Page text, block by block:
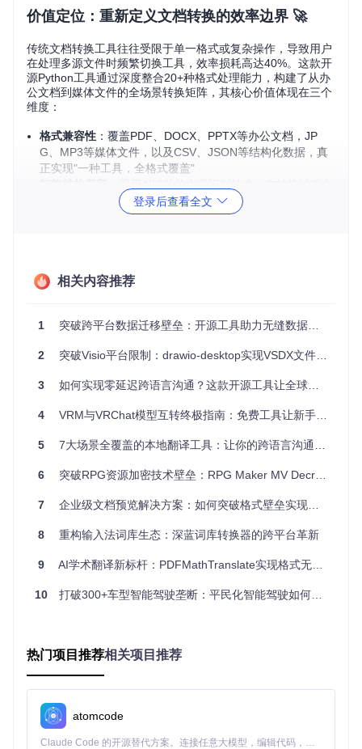
价值定位：重新定义文档转换的效率边界 🚀
传统文档转换工具往往受限于单一格式或复杂操作，导致用户
在处理多源文件时频繁切换工具，效率损耗高达40%。这款开
源Python工具通过深度整合20+种格式处理能力，构建了从办
公文档到媒体文件的全场景转换矩阵，其核心价值体现在三个
维度：
格式兼容性 ：覆盖PDF、DOCX、PPTX等办公文档，JP
G、MP3等媒体文件，以及CSV、JSON等结构化数据，真
正实现"一种工具，全格式覆盖"
自动保留文档原有的标题层级、表格布局和公式格式
：核心模块体积不足5MB，支持本地离线运行，
图：MarkItDown支持的多格式转换矩阵，展示了从办公文档
到媒体文件的完整处理能力
场景应用：五大高频使用场景及解决方案 💼
学术研究：论文文献批量转换方案
研究人员常需要处理大量PDF格式的学术论文。通过工具的批
记快速索引：
# 将整个论文文件夹转换为带目录的Markdown文集
💡 技巧：添加--ocr参数可对扫描版PDF进行文字识别，
配合--enable-citation自动提取参考文献信息
内容创作：EPUB电子书转笔记系统
将电子书内容转为Markdown笔记，保留章节结构并生成目
数据处理：Excel表格智能转换
财务报表、实验数据等Excel文件可一键转为Markdown表格，
登录后查看全文
相关内容推荐
1 突破跨平台数据迁移壁垒：开源工具助力无缝数据流转
2 突破Visio平台限制：drawio-desktop实现VSDX文件跨平台无缝转换的完整方案
3 如何实现零延迟跨语言沟通？这款开源工具让全球协作效率提升300%
4 VRM与VRChat模型互转终极指南：免费工具让新手快速上手
5 7大场景全覆盖的本地翻译工具：让你的跨语言沟通效率提升300%
6 突破RPG资源加密技术壁垒：RPG Maker MV Decrypter革新性实战全攻略
7 企业级文档预览解决方案：如何突破格式壁垒实现零成本协作
8 重构输入法词库生态：深蓝词库转换器的跨平台革新
9 AI学术翻译新标杆：PDFMathTranslate实现格式无损转换的全场景指南
10 打破300+车型智能驾驶垄断：平民化智能驾驶如何重塑汽车科技
热门项目推荐相关项目推荐
atomcode
Claude Code 的开源替代方案。连接任意大模型，编辑代码，运行命令，自动验证 — 全自动执行。用 Rust 构建，极致性能。 ｜ An open-source alternative to Claude Code. Connect any LLM, edit code, run commands, and verify changes — autonomously. Built in Rust for speed. Get Started